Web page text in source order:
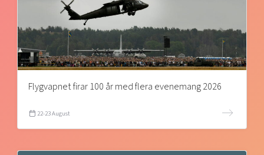
Flygvapnet firar 100 år med flera evenemang 2026
22-23 August